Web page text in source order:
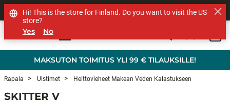
MAKSUTON TOIMITUS YLI 99 € TILAUKSILLE!
MUUT TUOTEMERKIT
Rapala Uistimet Heittovieheet Makean Veden Kalastukseen
SKITTER V
Hi! This is the store for Finland. Do you want to visit the US
store?
Yes No